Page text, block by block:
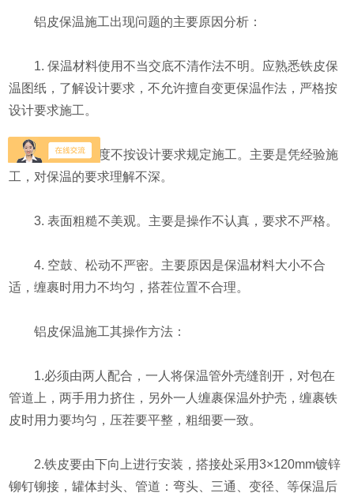
铝皮保温施工出现问题的主要原因分析：
1. 保温材料使用不当交底不清作法不明。应熟悉铁皮保
温图纸，了解设计要求，不允许擅自变更保温作法，严格按
设计要求施工。
2. 保温层厚度不按设计要求规定施工。主要是凭经验施
工，对保温的要求理解不深。
3. 表面粗糙不美观。主要是操作不认真，要求不严格。
4. 空鼓、松动不严密。主要原因是保温材料大小不合
适，缠裹时用力不均匀，搭茬位置不合理。
铝皮保温施工其操作方法：
1.必须由两人配合，一人将保温管外壳缝剖开，对包在
管道上，两手用力挤住，另外一人缠裹保温外护壳，缠裹铁
皮时用力要均匀，压茬要平整，粗细要一致。
2.铁皮要由下向上进行安装，搭接处采用3×120mm镀锌
铆钉铆接，罐体封头、管道：弯头、三通、变径、等保温后